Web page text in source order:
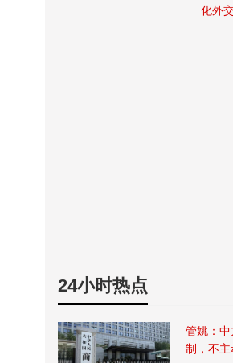
化外
24小时热点
管姚：中
制，不